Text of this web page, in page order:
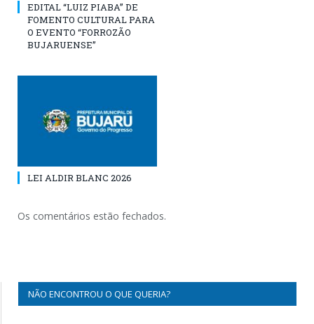
EDITAL “LUIZ PIABA” DE
FOMENTO CULTURAL PARA
O EVENTO “FORROZÃO
BUJARUENSE”
LEI ALDIR BLANC 2026
Os comentários estão fechados.
NÃO ENCONTROU O QUE QUERIA?